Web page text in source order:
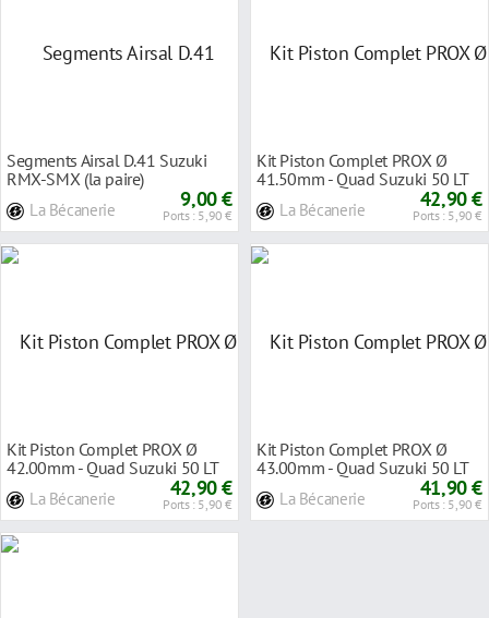
Segments Airsal D.41 Suzuki
RMX-SMX (la paire)
La Bécanerie 9,00 €
Ports : 5,90 €
Kit Piston Complet PROX Ø
41.50mm - Quad Suzuki 50 LT
La Bécanerie 42,90 €
Ports : 5,90 €
Kit Piston Complet PROX Ø
42.00mm - Quad Suzuki 50 LT
La Bécanerie 42,90 €
Ports : 5,90 €
Kit Piston Complet PROX Ø
43.00mm - Quad Suzuki 50 LT
La Bécanerie 41,90 €
Ports : 5,90 €